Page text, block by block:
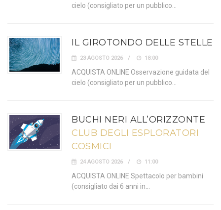
cielo (consigliato per un pubblico…
IL GIROTONDO DELLE STELLE
23 AGOSTO 2026 18:00
ACQUISTA ONLINE Osservazione guidata del
cielo (consigliato per un pubblico…
BUCHI NERI ALL’ORIZZONTE
CLUB DEGLI ESPLORATORI
COSMICI
24 AGOSTO 2026 11:00
ACQUISTA ONLINE Spettacolo per bambini
(consigliato dai 6 anni in…